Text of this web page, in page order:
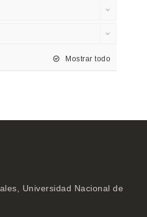
Mostrar todo
Universidad Nacional de